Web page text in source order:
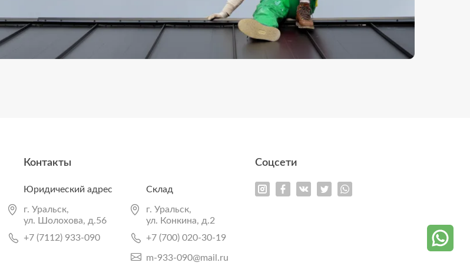
Контакты
Юридический адрес
г. Уральск,
ул. Шолохова, д.56
+7 (7112) 933-090
Склад
г. Уральск,
ул. Конкина, д.2
+7 (700) 020-30-19
m-933-090@mail.ru
Соцсети